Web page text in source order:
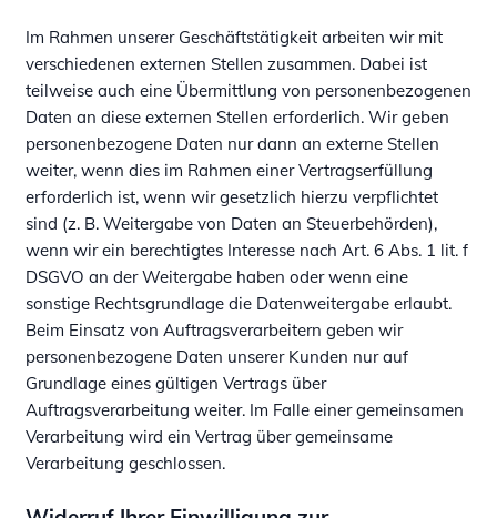
Im Rahmen unserer Geschäftstätigkeit arbeiten wir mit
verschiedenen externen Stellen zusammen. Dabei ist
teilweise auch eine Übermittlung von personenbezogenen
Daten an diese externen Stellen erforderlich. Wir geben
personenbezogene Daten nur dann an externe Stellen
weiter, wenn dies im Rahmen einer Vertragserfüllung
erforderlich ist, wenn wir gesetzlich hierzu verpflichtet
sind (z. B. Weitergabe von Daten an Steuerbehörden),
wenn wir ein berechtigtes Interesse nach Art. 6 Abs. 1 lit. f
DSGVO an der Weitergabe haben oder wenn eine
sonstige Rechtsgrundlage die Datenweitergabe erlaubt.
Beim Einsatz von Auftragsverarbeitern geben wir
personenbezogene Daten unserer Kunden nur auf
Grundlage eines gültigen Vertrags über
Auftragsverarbeitung weiter. Im Falle einer gemeinsamen
Verarbeitung wird ein Vertrag über gemeinsame
Verarbeitung geschlossen.